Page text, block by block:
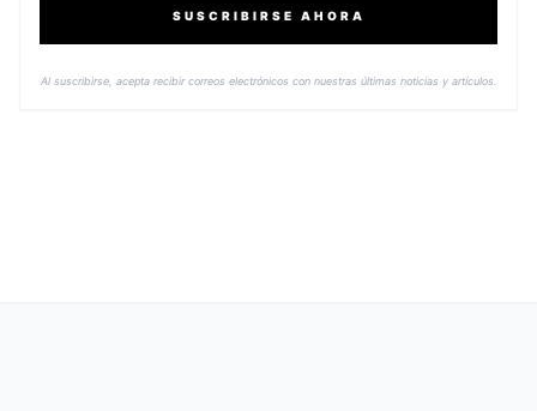
SUSCRIBIRSE AHORA
Al suscribirse, acepta recibir correos electrónicos con nuestras últimas noticias y artículos.